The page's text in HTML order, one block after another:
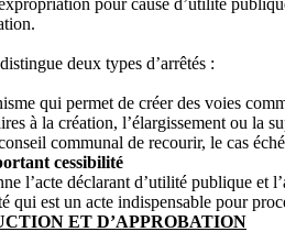
pour cause d’utilité
deux types d’arrêtés :
qui permet de créer des voies
à la création, l’élargissement ou la
communal de recourir, le cas
cessibilité
l’acte déclarant d’utilité publique et
qui est un acte indispensable pour
ET D’APPROBATION